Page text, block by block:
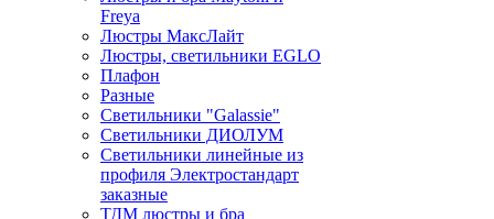
Freya
Люстры МаксЛайт
Люстры, светильники EGLO
Плафон
Разные
Светильники "Galassie"
Светильники ДИОЛУМ
Светильники линейные из
профиля Электростандарт
заказные
ТДМ люстры и бра